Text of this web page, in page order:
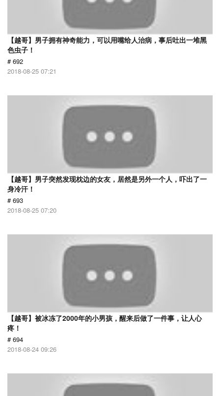
【越哥】男子拥有神奇能力，可以用嘴给人治病，事后吐出一堆黑
色虫子！
# 692
2018-08-25 07:21
【越哥】男子突然发现枕边的女友，居然是另外一个人，吓出了一
身冷汗！
# 693
2018-08-25 07:20
【越哥】被冰冻了2000年的小男孩，醒来后做了一件事，让人心
疼！
# 694
2018-08-24 09:26